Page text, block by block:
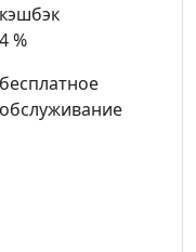
кэшбэк
4 %
бесплатное
обслуживание